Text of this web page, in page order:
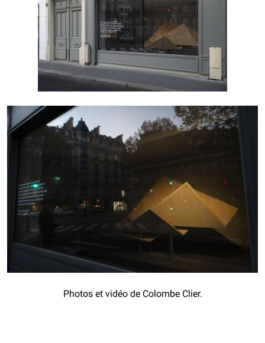
Photos et vidéo de Colombe Clier.